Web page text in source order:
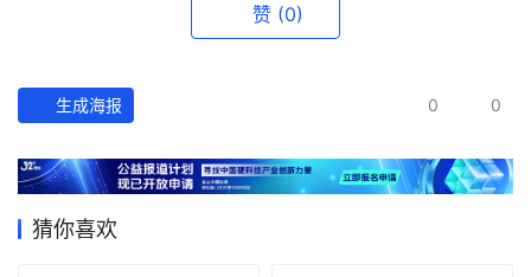
产
经
据
研
赞 (0)
生成海报 0 0
猜你喜欢